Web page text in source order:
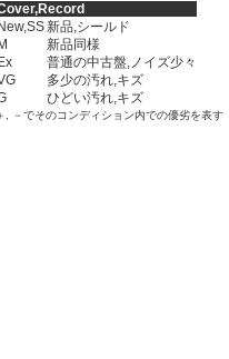
New,SS新品,シールド
M
新品同様
Ex
普通の中古盤,ノイズ少々
多少の汚れ,キズ
ひどい汚れ,キズ
, －でそのコンディション内での優劣を表す